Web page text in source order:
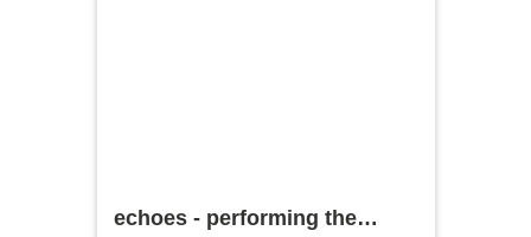
echoes - performing the